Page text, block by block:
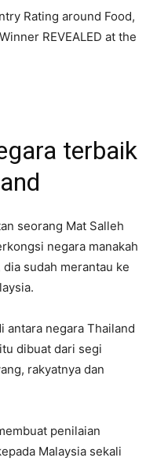
Rating around Food,
REVEALED at the
terbaik
seorang Mat Salleh
negara manakah
sudah merantau ke
antara negara Thailand
dibuat dari segi
rakyatnya dan
penilaian
Malaysia sekali